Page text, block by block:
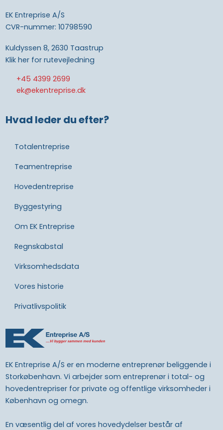
EK Entreprise A/S
CVR-nummer: 10798590
Kuldyssen 8, 2630 Taastrup
Klik her for rutevejledning
+45 4399 2699
ek@ekentreprise.dk
Hvad leder du efter?
Totalentreprise
Teamentreprise
Hovedentreprise
Byggestyring
Om EK Entreprise
Regnskabstal
Virksomhedsdata
Vores historie​
Privatlivspolitik​
EK Entreprise A/S er en moderne entreprenør beliggende i
Storkøbenhavn. Vi arbejder som entreprenør i total- og
hovedentrepriser for private og offentlige virksomheder i
København og omegn.
En væsentlig del af vores hovedydelser består af